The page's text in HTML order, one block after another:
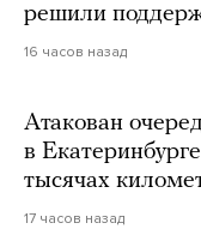
решили
16 часов назад
Атакован
в
тысячах
17 часов назад